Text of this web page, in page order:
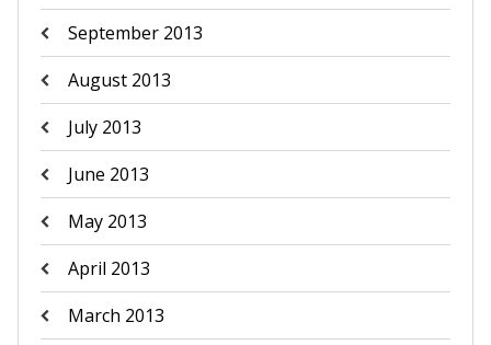
September 2013
August 2013
July 2013
June 2013
May 2013
April 2013
March 2013